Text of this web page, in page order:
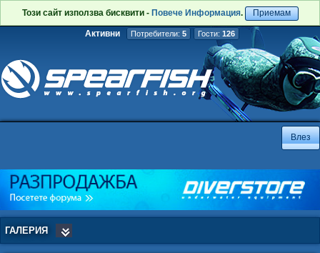
Този сайт използва бисквити - Повече Информация. Приемам
Активни Потребители: 5 Гости: 126
ГАЛЕРИЯ